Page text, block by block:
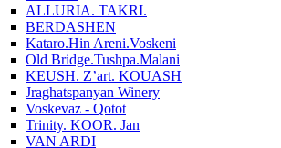
ALLURIA. TAKRI.
BERDASHEN
Kataro.Hin Areni.Voskeni
Old Bridge.Tushpa.Malani
KEUSH. Z’art. KOUASH
Jraghatspanyan Winery
Voskevaz - Qotot
Trinity. KOOR. Jan
VAN ARDI